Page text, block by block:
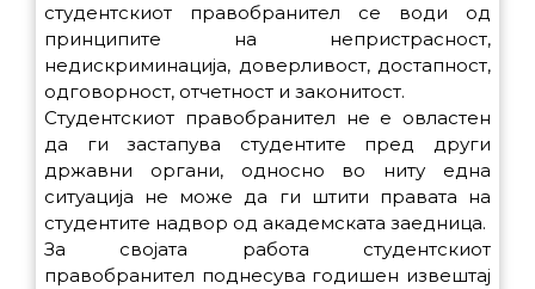
студентскиот правобранител се води од
принципите на непристрасност,
недискриминација, доверливост, достапност,
одговорност, отчетност и законитост.
Студентскиот правобранител не е овластен
да ги застапува студентите пред други
државни органи, односно во ниту една
ситуација не може да ги штити правата на
студентите надвор од академската заедница.
За својата работа студентскиот
правобранител поднесува годишен извештај